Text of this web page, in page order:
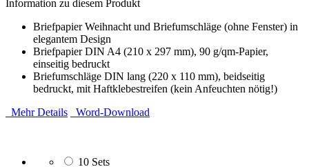
Information zu diesem Produkt
Briefpapier Weihnacht und Briefumschläge (ohne Fenster) in
elegantem Design
Briefpapier DIN A4 (210 x 297 mm), 90 g/qm-Papier,
einseitig bedruckt
Briefumschläge DIN lang (220 x 110 mm), beidseitig
bedruckt, mit Haftklebestreifen (kein Anfeuchten nötig!)
Mehr Details
Word-Download
10 Sets